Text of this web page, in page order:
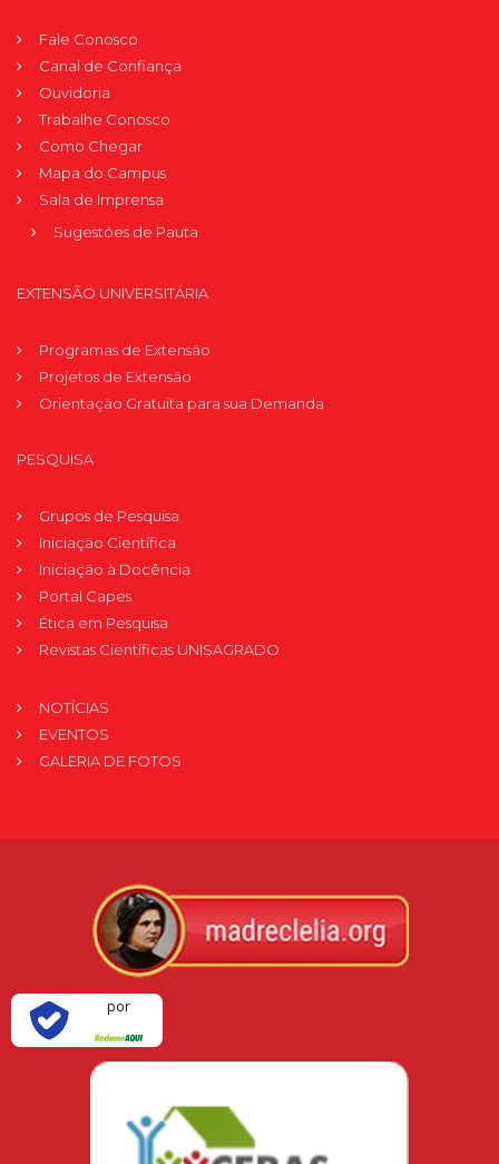
Fale Conosco
Canal de Confiança
Ouvidoria
Trabalhe Conosco
Como Chegar
Mapa do Campus
Sala de Imprensa
Sugestões de Pauta
EXTENSÃO UNIVERSITÁRIA
Programas de Extensão
Projetos de Extensão
Orientação Gratuita para sua Demanda
PESQUISA
Grupos de Pesquisa
Iniciação Científica
Iniciação à Docência
Portal Capes
Ética em Pesquisa
Revistas Científicas UNISAGRADO
NOTÍCIAS
EVENTOS
GALERIA DE FOTOS
por